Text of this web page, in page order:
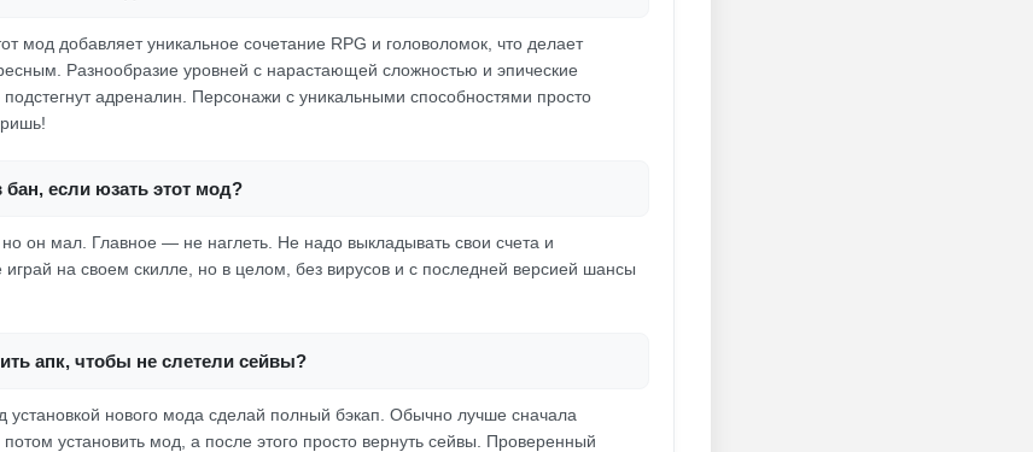
мод добавляет уникальное сочетание RPG и головоломок, что делает
Разнообразие уровней с нарастающей сложностью и эпические
адреналин. Персонажи с уникальными способностями просто
если юзать этот мод?
он мал. Главное — не наглеть. Не надо выкладывать свои счета и
на своем скилле, но в целом, без вирусов и с последней версией шансы
апк, чтобы не слетели сейвы?
установкой нового мода сделай полный бэкап. Обычно лучше сначала
установить мод, а после этого просто вернуть сейвы. Проверенный